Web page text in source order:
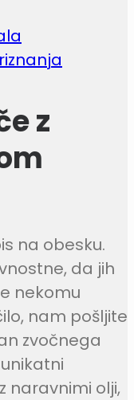
z
na obesku.
da jih
nekomu
nam pošljite
zvočnega
naravnimi olji,